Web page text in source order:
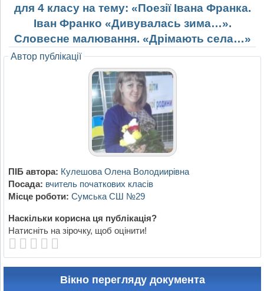
для 4 класу на тему: «Поезії Івана Франка.
Іван Франко «Дивувалась зима…».
Словесне малювання. «Дрімають села…»
Автор публікації
ПІБ автора: Кулешова Олена Володиирівна
Посада: вчитель початкових класів
Місце роботи: Сумська СШ №29
Наскільки корисна ця публікація?
Натисніть на зірочку, щоб оцінити!
Вікно перегляду документа